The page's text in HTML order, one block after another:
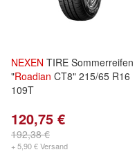
NEXEN TIRE Sommerreifen
"Roadian CT8" 215/65 R16
109T
120,75 €
192,38 €
+ 5,90 € Versand